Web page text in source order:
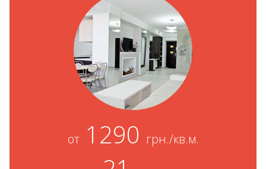
от1290 грн./кв.м.